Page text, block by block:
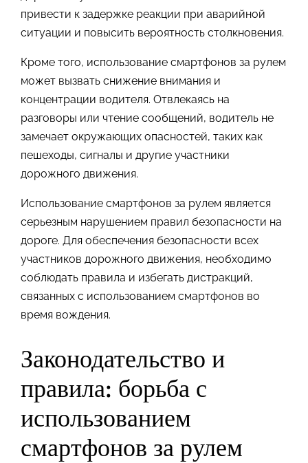
привести к задержке реакции при аварийной
ситуации и повысить вероятность столкновения.
Кроме того, использование смартфонов за рулем
может вызвать снижение внимания и
концентрации водителя. Отвлекаясь на
разговоры или чтение сообщений, водитель не
замечает окружающих опасностей, таких как
пешеходы, сигналы и другие участники
дорожного движения.
Использование смартфонов за рулем является
серьезным нарушением правил безопасности на
дороге. Для обеспечения безопасности всех
участников дорожного движения, необходимо
соблюдать правила и избегать дистракций,
связанных с использованием смартфонов во
время вождения.
Законодательство и
правила: борьба с
использованием
смартфонов за рулем